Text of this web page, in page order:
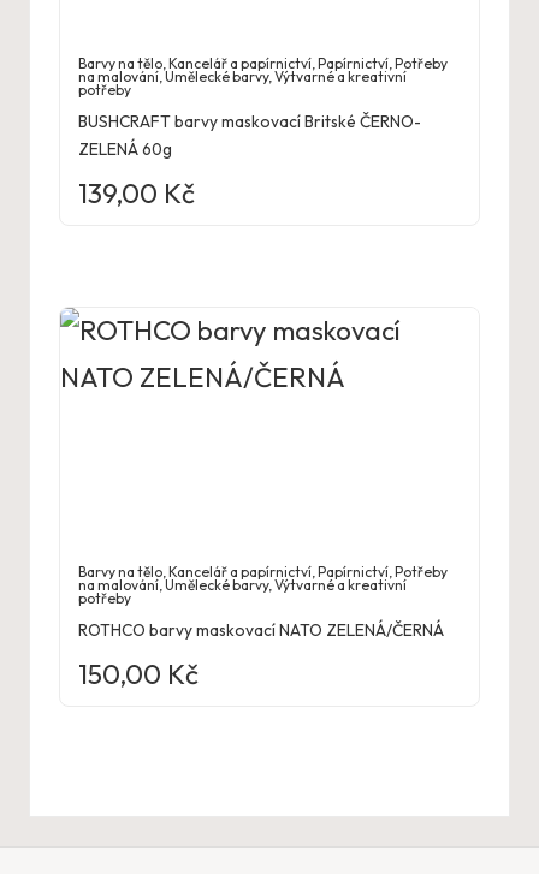
Barvy na tělo,Kancelář a papírnictví,Papírnictví,Potřeby
na malování,Umělecké barvy,Výtvarné a kreativní
potřeby
BUSHCRAFT barvy maskovací Britské ČERNO-
ZELENÁ 60g
139,00 Kč
Barvy na tělo,Kancelář a papírnictví,Papírnictví,Potřeby
na malování,Umělecké barvy,Výtvarné a kreativní
potřeby
ROTHCO barvy maskovací NATO ZELENÁ/ČERNÁ
150,00 Kč